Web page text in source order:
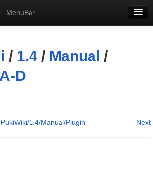
MenuBar
/ 1.4 / Manual /
A-D
Next
PukiWiki/1.4/Manual/Plugin